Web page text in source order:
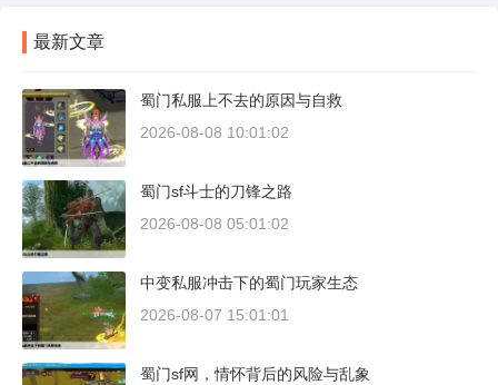
最新文章
蜀门私服上不去的原因与自救
2026-08-08 10:01:02
蜀门sf斗士的刀锋之路
2026-08-08 05:01:02
中变私服冲击下的蜀门玩家生态
2026-08-07 15:01:01
蜀门sf网，情怀背后的风险与乱象